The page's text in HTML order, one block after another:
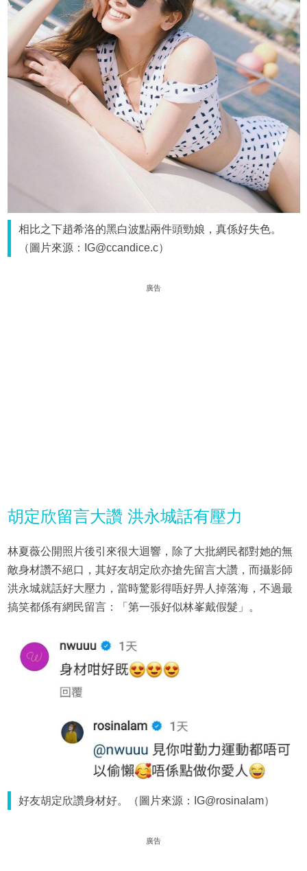
相比之下趙希洛的黑白波點兩件頭勁娘，真係好失色。
（圖片來源：IG@ccandice.c）
廣告
胡定欣留言大讚 洪永城話有壓力
林夏薇公開照片後引來很大迴響，除了大批網民都對她的無
敵身材讚不絕口，其好友胡定欣亦搶先留言大讚，而攝影師
洪永城就話好大壓力，當時驚影得唔好畀人掉落海，不過最
搞笑都係有網民留言：「第一張好似林峯戴假髮」。
好友胡定欣讚身材好。（圖片來源：IG@rosinalam）
廣告